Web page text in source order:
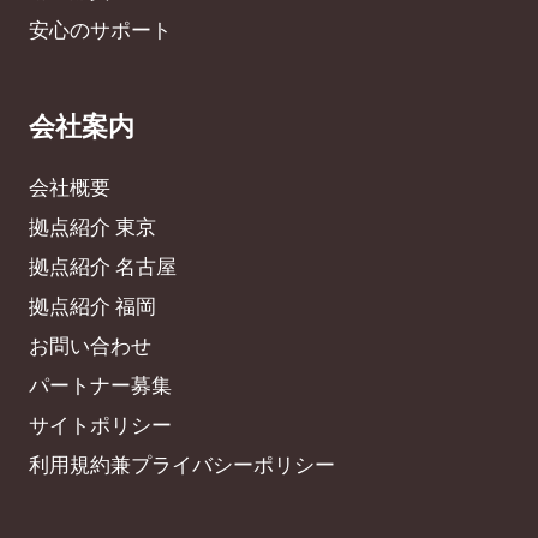
安心のサポート
会社案内
会社概要
拠点紹介 東京
拠点紹介 名古屋
拠点紹介 福岡
お問い合わせ
パートナー募集
サイトポリシー
利用規約兼プライバシーポリシー